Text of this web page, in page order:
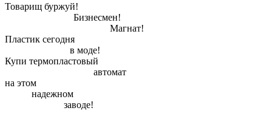
Товарищ буржуй!
Бизнесмен!
Магнат!
Пластик сегодня
в моде!
Купи термопластовый
автомат
на этом
надежном
заводе!